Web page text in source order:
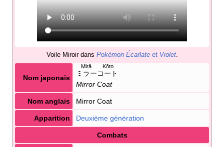
Voile Miroir dans Pokémon Écarlateet Violet.
Nom japonais
ミラーコート
Mirā Kōto
Mirror Coat
Nom anglais Mirror Coat
Apparition Deuxième génération
Combats